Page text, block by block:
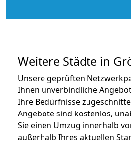
Weitere Städte in
Unsere geprüften
Ihnen unverbindliche
Ihre Bedürfnisse
Angebote sind kostenlos,
Sie einen Umzug innerhalb
außerhalb Ihres aktuellen